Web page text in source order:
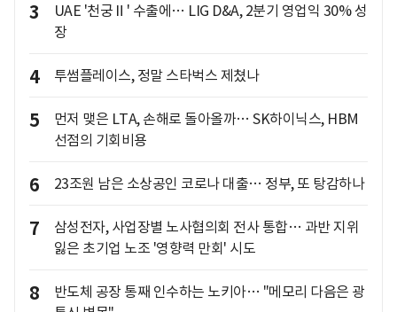
3
UAE '천궁Ⅱ' 수출에… LIG D&A, 2분기 영업익 30% 성
장
4 투썸플레이스, 정말 스타벅스 제쳤나
5
먼저 맺은 LTA, 손해로 돌아올까… SK하이닉스, HBM
선점의 기회비용
6 23조원 남은 소상공인 코로나 대출… 정부, 또 탕감하나
7
삼성전자, 사업장별 노사협의회 전사 통합… 과반 지위
잃은 초기업 노조 '영향력 만회' 시도
8
반도체 공장 통째 인수하는 노키아… "메모리 다음은 광